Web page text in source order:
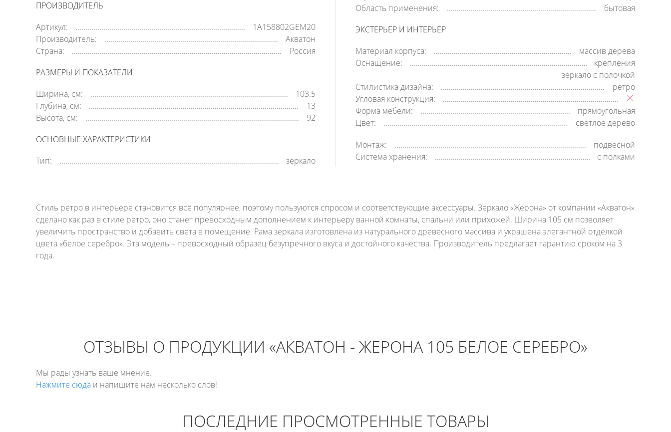
ПРОИЗВОДИТЕЛЬ
Артикул:
1A158802GEM20
Производитель:
Акватон
Страна:
Россия
РАЗМЕРЫ И ПОКАЗАТЕЛИ
Ширина, см:
103.5
Глубина, см:
13
Высота, см:
92
ОСНОВНЫЕ ХАРАКТЕРИСТИКИ
Тип:
зеркало
Область применения:
бытовая
ЭКСТЕРЬЕР И ИНТЕРЬЕР
Материал корпуса:
массив дерева
Оснащение:
крепления
зеркало с полочкой
Стилистика дизайна:
ретро
Угловая конструкция:
Форма мебели:
прямоугольная
Цвет:
светлое дерево
Монтаж:
подвесной
Система хранения:
с полками
Стиль ретро в интерьере становится всё популярнее, поэтому пользуются спросом и соответствующие аксессуары. Зеркало «Жерона» от компании «Акватон»
сделано как раз в стиле ретро, оно станет превосходным дополнением к интерьеру ванной комнаты, спальни или прихожей. Ширина 105 см позволяет
увеличить пространство и добавить света в помещение. Рама зеркала изготовлена из натурального древесного массива и украшена элегантной отделкой
цвета «белое серебро». Эта модель – превосходный образец безупречного вкуса и достойного качества. Производитель предлагает гарантию сроком на 3
года.
ОТЗЫВЫ О ПРОДУКЦИИ «АКВАТОН - ЖЕРОНА 105 БЕЛОЕ СЕРЕБРО»
Мы рады узнать ваше мнение.
Нажмите сюда и напишите нам несколько слов!
ПОСЛЕДНИЕ ПРОСМОТРЕННЫЕ ТОВАРЫ